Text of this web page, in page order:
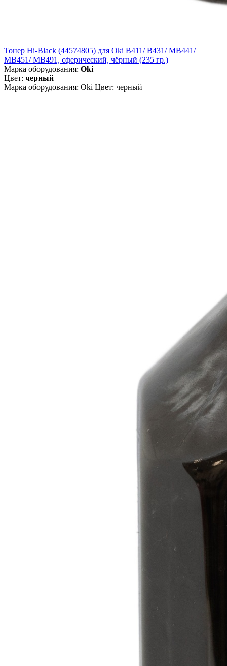
Тонер Hi-Black (44574805) для Oki B411/ B431/ MB441/
MB451/ MB491, сферический, чёрный (235 гр.)
Марка оборудования: Oki
Цвет: черный
Марка оборудования: Oki Цвет: черный